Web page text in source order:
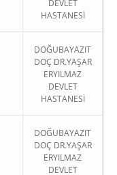
DEVLET
HASTANESİ
DOĞUBAYAZIT
DOÇ DR.YAŞAR
ERYILMAZ
DEVLET
HASTANESİ
DOĞUBAYAZIT
DOÇ DR.YAŞAR
ERYILMAZ
DEVLET